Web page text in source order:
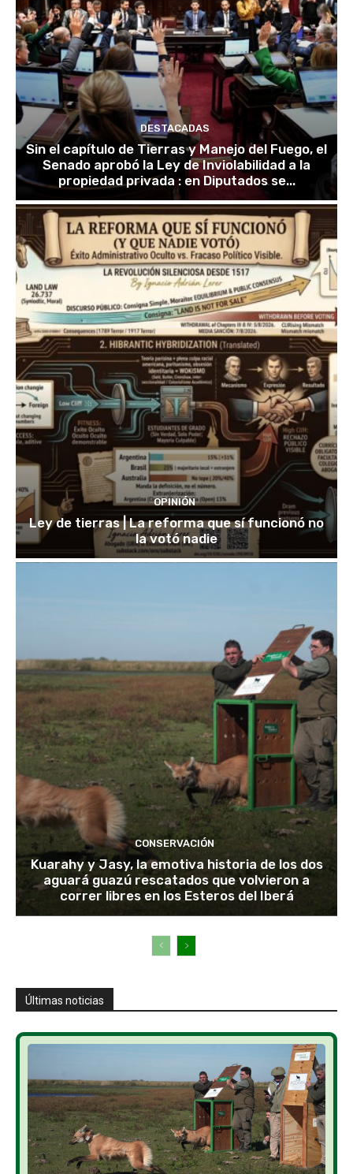
DESTACADAS
Sin el capítulo de Tierras y Manejo del Fuego, el
Senado aprobó la Ley de Inviolabilidad a la
propiedad privada : en Diputados se...
OPINIÓN
Ley de tierras | La reforma que sí funcionó no
la votó nadie
CONSERVACIÓN
Kuarahy y Jasy, la emotiva historia de los dos
aguará guazú rescatados que volvieron a
correr libres en los Esteros del Iberá
Últimas noticias